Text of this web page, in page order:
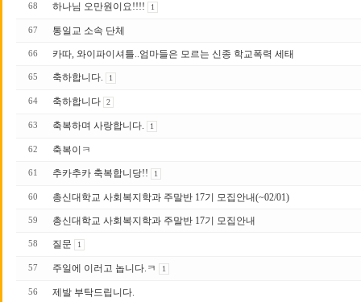
68 하나님 오만원이요!!!! 1
67 통일교 소속 단체
66 카따, 와이파이셔틀..엄마들은 모르는 신종 학교폭력 세태
65 축하합니다. 1
64 축하합니다 2
63 축복하며 사랑합니다. 1
62 축복이ㅋ
61 추카추카 축복합니당!! 1
60 총신대학교 사회복지학과 주말반 17기 모집안내(~02/01)
59 총신대학교 사회복지학과 주말반 17기 모집안내
58 질문 1
57 주일에 이러고 놉니다.ㅋ 1
56 제발 부탁드립니다.